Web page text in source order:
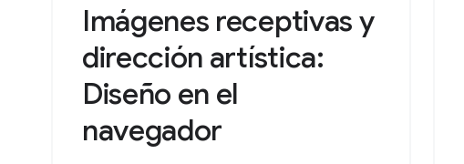
Imágenes receptivas y
dirección artística:
Diseño en el
navegador